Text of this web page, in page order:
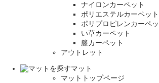
ナイロンカーペット
ポリエステルカーペット
ポリプロピレンカーペッ
い草カーペット
籐カーペット
アウトレット
マット
マットトップページ